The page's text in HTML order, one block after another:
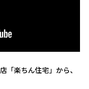
「楽ちん住宅」から、